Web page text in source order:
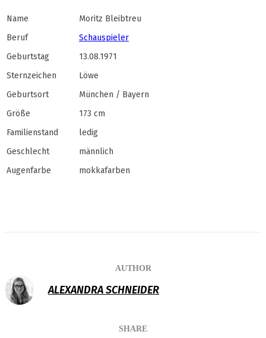
Name
Moritz Bleibtreu
Beruf
Schauspieler
Geburtstag
13.08.1971
Sternzeichen
Löwe
Geburtsort
München / Bayern
Größe
173 cm
Familienstand
ledig
Geschlecht
männlich
Augenfarbe
mokkafarben
AUTHOR
ALEXANDRA SCHNEIDER
SHARE